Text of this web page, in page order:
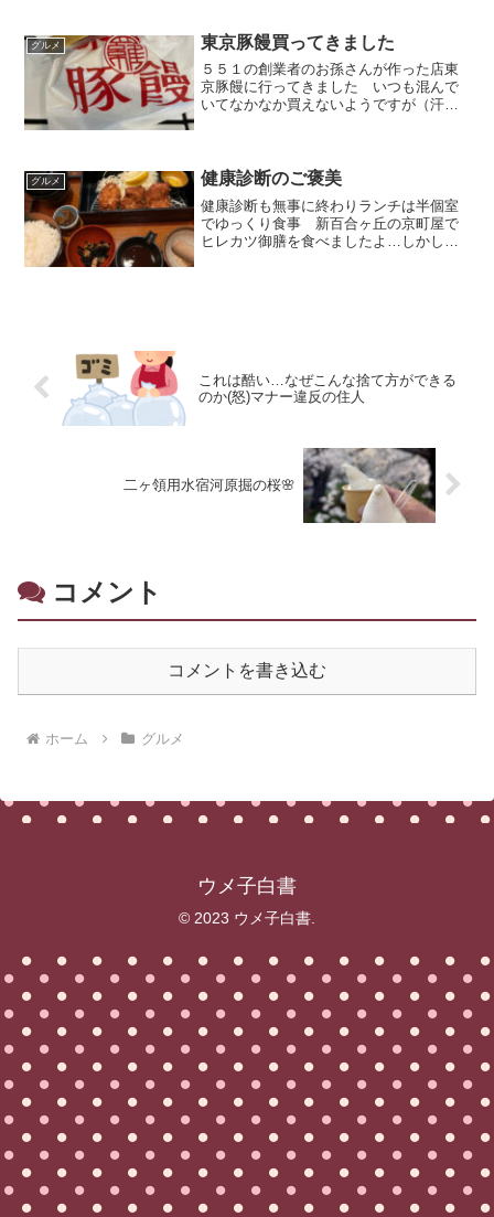
グルメ 東京豚饅買ってきました
５５１の創業者のお孫さんが作った店東
京豚饅に行ってきました いつも混んで
いてなかなか買えないようですが（汗）
グルメ 健康診断のご褒美
健康診断も無事に終わりランチは半個室
でゆっくり食事 新百合ヶ丘の京町屋で
ヒレカツ御膳を食べましたよ…しかし、
これは酷い…なぜこんな捨て方ができる
のか(怒)マナー違反の住人
二ヶ領用水宿河原掘の桜🌸
コメント
コメントを書き込む
ホーム グルメ
ウメ子白書
© 2023 ウメ子白書.